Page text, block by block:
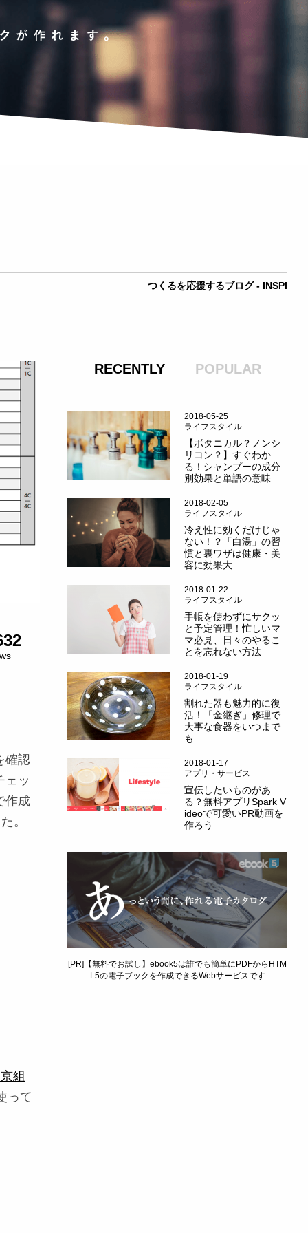
つくるを応援するブログ - INSPI
確認
ェッ
作成
。
組
って
RECENTLY POPULAR
2018-05-25
ライフスタイル
【ボタニカル？ノンシ
リコン？】すぐわか
る！シャンプーの成分
別効果と単語の意味
2018-02-05
ライフスタイル
冷え性に効くだけじゃ
ない！？「白湯」の習
慣と裏ワザは健康・美
容に効果大
2018-01-22
ライフスタイル
手帳を使わずにサクッ
と予定管理！忙しいマ
マ必見、日々のやるこ
とを忘れない方法
2018-01-19
ライフスタイル
割れた器も魅力的に復
活！「金継ぎ」修理で
大事な食器をいつまで
も
2018-01-17
アプリ・サービス
宣伝したいものがあ
る？無料アプリSpark V
ideoで可愛いPR動画を
作ろう
[PR]【無料でお試し】ebook5は誰でも簡単にPDFからHTM
L5の電子ブックを作成できるWebサービスです